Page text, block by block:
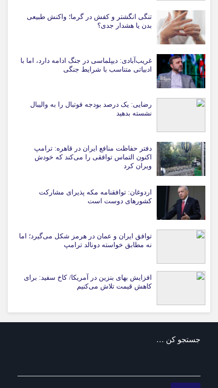
تنگی انگشتر و کفش در گرما؛ واکنش طبیعی
بدن یا هشدار جدی؟
غریب‌آبادی: دیپلماسی در جنگ ادامه دارد، اما با
ادبیاتی متناسب با شرایط جنگی
رضایی: یک درصد بودجه فوتبال را به والیبال
نشسته بدهید
دفتر حفاظت منافع ایران در قاهره: ترامپ
اکنون التماس توافقی را می‌کند که خودش
ویران کرد
اردوغان: توافقنامه مکه پذیرای مشارکت
کشورهای دوست است
توافق ایران و عمان در هرمز شکل می‌گیرد؛ اما
نه مطابق خواسته دونالد ترامپ
افزایش بهای بنزین در آمریکا/ کاخ سفید: برای
کاهش قیمت تلاش می‌کنیم
جستجو کن …